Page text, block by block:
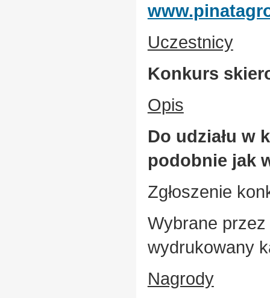
Uczestnicy
Konkurs
Opis
Do udziału w
podobnie jak
Zgłoszenie
Wybrane przez
wydrukowany
Nagrody